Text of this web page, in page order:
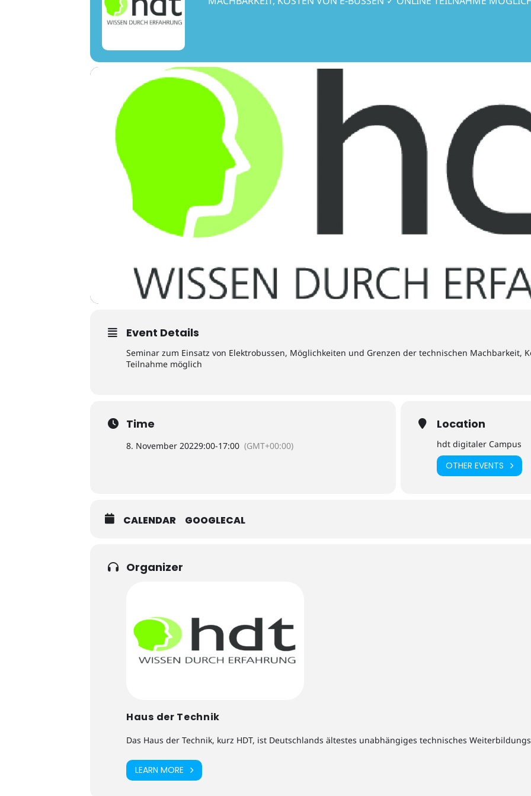
Event Details
Seminar zum Einsatz von Elektrobussen, Möglichkeiten und Grenzen der technischen Machbarkeit,
Teilnahme möglich
Time
8. November 20229:00-17:00 (GMT+00:00)
Location
hdt digitaler Campus
OTHER EVENTS
CALENDAR GOOGLECAL
Organizer
Haus der Technik
Das Haus der Technik, kurz HDT, ist Deutschlands ältestes unabhängiges technisches
LEARN MORE